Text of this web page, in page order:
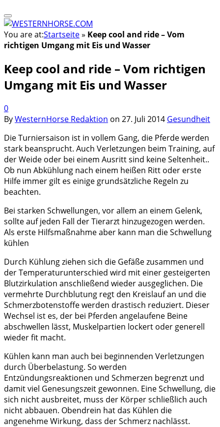
You are at:Startseite» Keep cool and ride – Vom
richtigen Umgang mit Eis und Wasser
Keep cool and ride – Vom richtigen
Umgang mit Eis und Wasser
0
ByWesternHorse Redaktion on 27. Juli 2014 Gesundheit
Die Turniersaison ist in vollem Gang, die Pferde werden
stark beansprucht. Auch Verletzungen beim Training, auf
der Weide oder bei einem Ausritt sind keine Seltenheit..
Ob nun Abkühlung nach einem heißen Ritt oder erste
Hilfe immer gilt es einige grundsätzliche Regeln zu
beachten.
Bei starken Schwellungen, vor allem an einem Gelenk,
sollte auf jeden Fall der Tierarzt hinzugezogen werden.
Als erste Hilfsmaßnahme aber kann man die Schwellung
kühlen
Durch Kühlung ziehen sich die Gefäße zusammen und
der Temperaturunterschied wird mit einer gesteigerten
Blutzirkulation anschließend wieder ausgeglichen. Die
vermehrte Durchblutung regt den Kreislauf an und die
Schmerzbotenstoffe werden drastisch reduziert. Dieser
Wechsel ist es, der bei Pferden angelaufene Beine
abschwellen lässt, Muskelpartien lockert oder generell
wieder fit macht.
Kühlen kann man auch bei beginnenden Verletzungen
durch Überbelastung. So werden
Entzündungsreaktionen und Schmerzen begrenzt und
damit viel Genesungszeit gewonnen. Eine Schwellung, die
sich nicht ausbreitet, muss der Körper schließlich auch
nicht abbauen. Obendrein hat das Kühlen die
angenehme Wirkung, dass der Schmerz nachlässt.